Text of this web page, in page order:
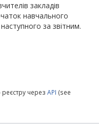
закладів
навчального
за звітним.
через API (see